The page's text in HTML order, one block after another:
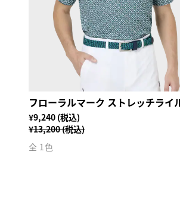
¥13,200 (税込)
¥9,240 (税込)
全 1色